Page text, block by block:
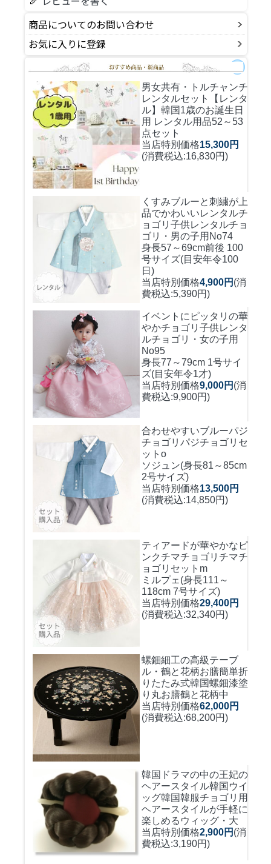
商品についてのお問い合わせ
お気に入りに登録
男女共有・トルチャンチ
レンタルセット
【レンタ
ル】韓国1歳のお誕生日
用 レンタル用品52～53
点セット
当店特別価格15,300円
(消費税込:16,830円)
くすみブルーと刺繍が上
品でかわいいレンタルチ
ョゴリ 子供レンタルチョ
ゴリ・男の子用No74
身長57～69cm前後 100
号サイズ(目安年令100
日)
当店特別価格4,900円 (消
費税込:5,390円)
イベントにピッタリの華
やかチョゴリ 子供レンタ
ルチョゴリ・女の子用
No95
身長77～79cm 1号サイ
ズ(目安年令1才)
当店特別価格9,000円 (消
費税込:9,900円)
合わせやすいブルーパジ
チョゴリ パジチョゴリセ
ットo
ソジュン(身長81～85cm
2号サイズ)
当店特別価格13,500円
(消費税込:14,850円)
ティアードが華やかなピ
ンクチマチョゴリ チマチ
ョゴリセットm
ミルプェ(身長111～
118cm 7号サイズ)
当店特別価格29,400円
(消費税込:32,340円)
螺鈿細工の高級テーブ
ル・鶴と花柄お膳簡単折
りたたみ式韓国螺鈿漆塗
り丸お膳鶴と花柄中
当店特別価格62,000円
(消費税込:68,200円)
韓国ドラマの中の王妃の
ヘアースタイル韓国ウイ
ッグ韓国韓服チョゴリ用
ヘアースタイルが手軽に
楽しめるウィッグ・大
当店特別価格2,900円 (消
費税込:3,190円)